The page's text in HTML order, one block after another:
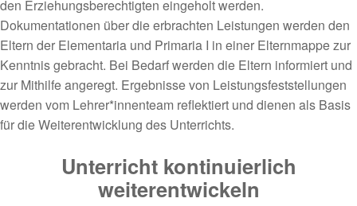
den Erziehungsberechtigten eingeholt werden.
Dokumentationen über die erbrachten Leistungen werden den
Eltern der Elementaria und Primaria I in einer Elternmappe zur
Kenntnis gebracht. Bei Bedarf werden die Eltern informiert und
zur Mithilfe angeregt. Ergebnisse von Leistungsfeststellungen
werden vom Lehrer*innenteam reflektiert und dienen als Basis
für die Weiterentwicklung des Unterrichts.
Unterricht kontinuierlich
weiterentwickeln